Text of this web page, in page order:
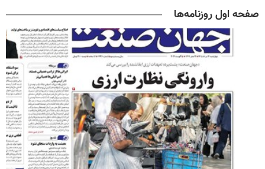
صفحه اول روزنامه‌ها